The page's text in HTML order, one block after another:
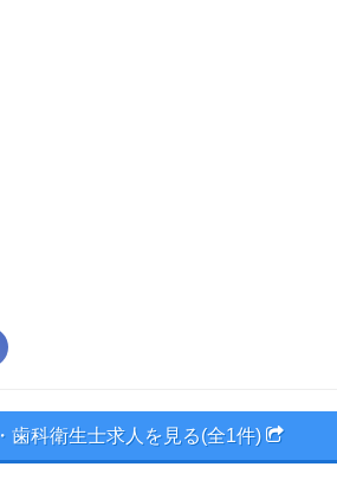
歯科衛生士求人を見る(全1件)